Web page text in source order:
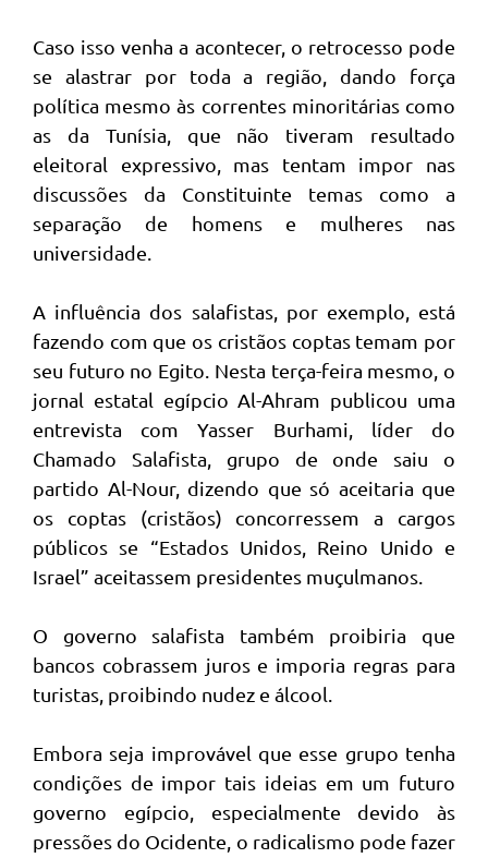
Caso isso venha a acontecer, o retrocesso pode
se alastrar por toda a região, dando força
política mesmo às correntes minoritárias como
as da Tunísia, que não tiveram resultado
eleitoral expressivo, mas tentam impor nas
discussões da Constituinte temas como a
separação de homens e mulheres nas
universidade.
A influência dos salafistas, por exemplo, está
fazendo com que os cristãos coptas temam por
seu futuro no Egito. Nesta terça-feira mesmo, o
jornal estatal egípcio Al-Ahram publicou uma
entrevista com Yasser Burhami, líder do
Chamado Salafista, grupo de onde saiu o
partido Al-Nour, dizendo que só aceitaria que
os coptas (cristãos) concorressem a cargos
públicos se “Estados Unidos, Reino Unido e
Israel” aceitassem presidentes muçulmanos.
O governo salafista também proibiria que
bancos cobrassem juros e imporia regras para
turistas, proibindo nudez e álcool.
Embora seja improvável que esse grupo tenha
condições de impor tais ideias em um futuro
governo egípcio, especialmente devido às
pressões do Ocidente, o radicalismo pode fazer